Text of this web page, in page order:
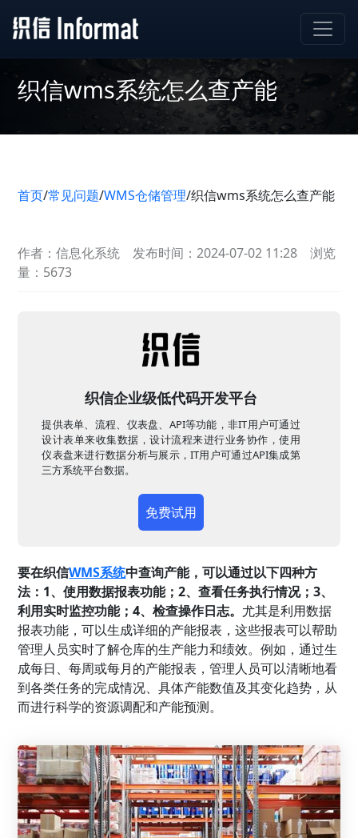
织信wms系统怎么查产能
首页/常见问题/WMS仓储管理/织信wms系统怎么查产能
作者：信息化系统 发布时间：2024-07-02 11:28
浏览
量：5673
织信企业级低代码开发平台
提供表单、流程、仪表盘、API等功能，非IT用户可通过
设计表单来收集数据，设计流程来进行业务协作，使用
仪表盘来进行数据分析与展示，IT用户可通过API集成第
三方系统平台数据。
免费试用
要在织信WMS系统中查询产能，可以通过以下四种方
法：1、使用数据报表功能；2、查看任务执行情况；3、
利用实时监控功能；4、检查操作日志。尤其是利用数据
报表功能，可以生成详细的产能报表，这些报表可以帮助
管理人员实时了解仓库的生产能力和绩效。例如，通过生
成每日、每周或每月的产能报表，管理人员可以清晰地看
到各类任务的完成情况、具体产能数值及其变化趋势，从
而进行科学的资源调配和产能预测。